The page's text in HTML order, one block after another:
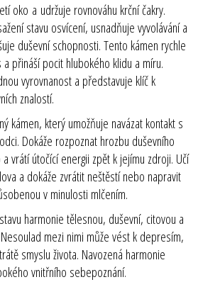
oko a udržuje rovnováhu krční čakry.
stavu osvícení, usnadňuje vyvolávání a
duševní schopnosti. Tento kámen rychle
přináší pocit hlubokého klidu a míru.
vyrovnanost a představuje klíč k
znalostí.
kámen, který umožňuje navázat kontakt s
Dokáže rozpoznat hrozbu duševního
vrátí útočící energii zpět k jejímu zdroji. Učí
a dokáže zvrátit neštěstí nebo napravit
v minulosti mlčením.
harmonie tělesnou, duševní, citovou a
mezi nimi může vést k depresím,
smyslu života. Navozená harmonie
vnitřního sebepoznání.